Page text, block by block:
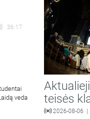
36:17
veda
teisės
2026-08-06